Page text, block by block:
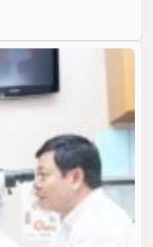
chọn phòng khám hay